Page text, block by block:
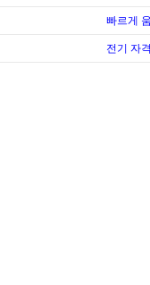
빠르게
전기 자